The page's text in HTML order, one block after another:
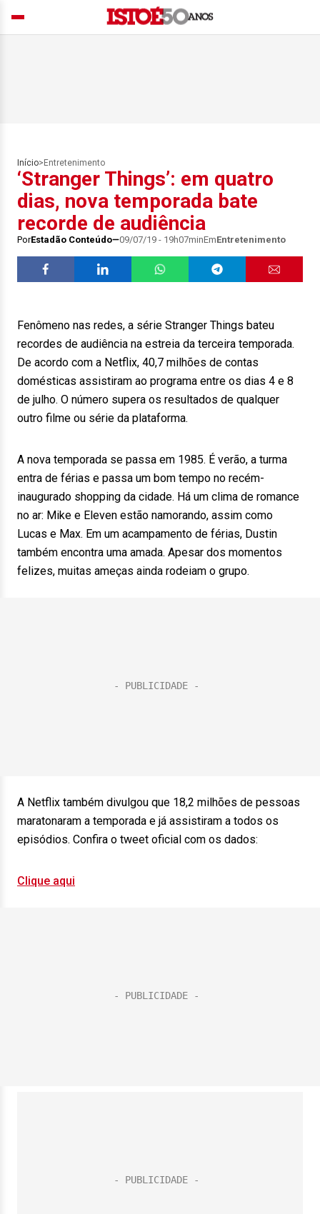
Início> Entretenimento
‘Stranger Things’: em quatro
dias, nova temporada bate
recorde de audiência
PorEstadão Conteúdo 09/07/19 - 19h07minEmEntretenimento
Fenômeno nas redes, a série Stranger Things bateu
recordes de audiência na estreia da terceira temporada.
De acordo com a Netflix, 40,7 milhões de contas
domésticas assistiram ao programa entre os dias 4 e 8
de julho. O número supera os resultados de qualquer
outro filme ou série da plataforma.
A nova temporada se passa em 1985. É verão, a turma
entra de férias e passa um bom tempo no recém-
inaugurado shopping da cidade. Há um clima de romance
no ar: Mike e Eleven estão namorando, assim como
Lucas e Max. Em um acampamento de férias, Dustin
também encontra uma amada. Apesar dos momentos
felizes, muitas ameças ainda rodeiam o grupo.
A Netflix também divulgou que 18,2 milhões de pessoas
maratonaram a temporada e já assistiram a todos os
episódios. Confira o tweet oficial com os dados:
Clique aqui